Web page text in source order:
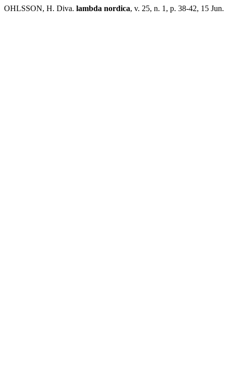
OHLSSON, H. Diva. lambda nordica, v. 25, n. 1, p. 38-42, 15 Jun.